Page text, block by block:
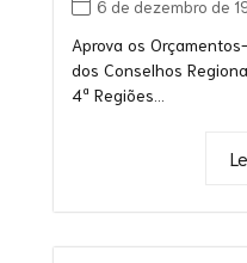
6 de dezembro de
Aprova os
dos Conselhos
4ª Regiões...